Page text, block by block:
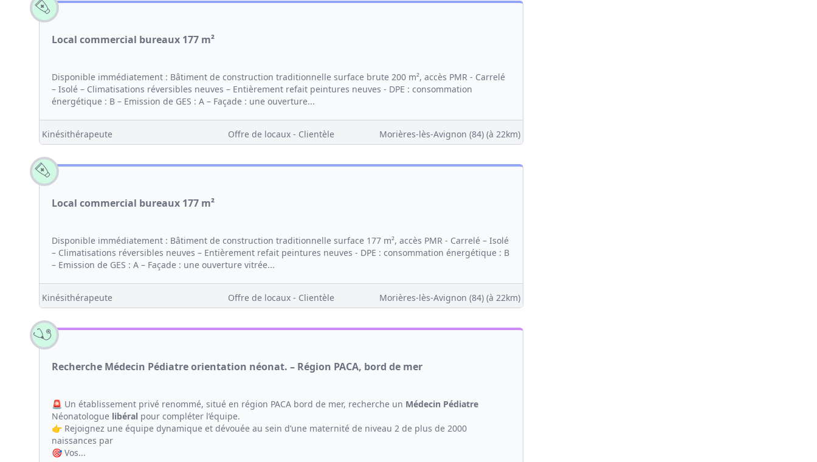
Local commercial bureaux 177 m²
Disponible immédiatement : Bâtiment de construction traditionnelle surface brute 200 m², accès PMR - Carrelé
– Isolé – Climatisations réversibles neuves – Entièrement refait peintures neuves - DPE : consommation
énergétique : B – Emission de GES : A – Façade : une ouverture...
Kinésithérapeute Offre de locaux - Clientèle Morières-lès-Avignon (84)(à 22km)
Local commercial bureaux 177 m²
Disponible immédiatement : Bâtiment de construction traditionnelle surface 177 m², accès PMR - Carrelé – Isolé
– Climatisations réversibles neuves – Entièrement refait peintures neuves - DPE : consommation énergétique : B
– Emission de GES : A – Façade : une ouverture vitrée...
Kinésithérapeute Offre de locaux - Clientèle Morières-lès-Avignon (84)(à 22km)
Recherche Médecin Pédiatre orientation néonat. – Région PACA, bord de mer
🚨 Un établissement privé renommé, situé en région PACA bord de mer, recherche un Médecin Pédiatre
Néonatologue libéral pour compléter l’équipe.
👉 Rejoignez une équipe dynamique et dévouée au sein d’une maternité de niveau 2 de plus de 2000
naissances par
🎯 Vos...